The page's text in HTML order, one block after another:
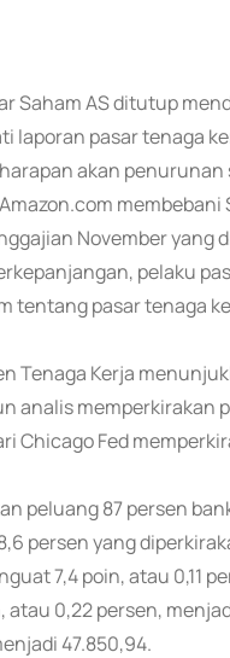
Saham AS ditutup
laporan pasar tenaga
akan penurunan
membebani
November yang
pelaku
tentang pasar tenaga
Tenaga Kerja
analis memperkirakan
Chicago Fed
peluang 87 persen
persen yang
7,4 poin, atau 0,11
atau 0,22 persen,
47.850,94.